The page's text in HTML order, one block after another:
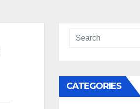
CATEGORIES